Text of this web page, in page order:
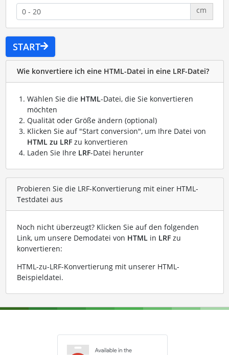
cm
START
Wie konvertiere ich eine HTML-Datei in eine LRF-Datei?
Wählen Sie die HTML-Datei, die Sie konvertieren
möchten
Qualität oder Größe ändern (optional)
Klicken Sie auf "Start conversion", um Ihre Datei von
HTML zu LRFzu konvertieren
Laden Sie Ihre LRF-Datei herunter
Probieren Sie die LRF-Konvertierung mit einer HTML-
Testdatei aus
Noch nicht überzeugt? Klicken Sie auf den folgenden
Link, um unsere Demodatei von HTMLin LRFzu
konvertieren:
HTML-zu-LRF-Konvertierung mit unserer HTML-
Beispieldatei.